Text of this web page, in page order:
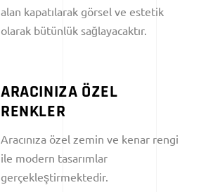
alan kapatılarak görsel ve estetik
olarak bütünlük sağlayacaktır.
ARACINIZA ÖZEL
RENKLER
Aracınıza özel zemin ve kenar rengi
ile modern tasarımlar
gerçekleştirmektedir.